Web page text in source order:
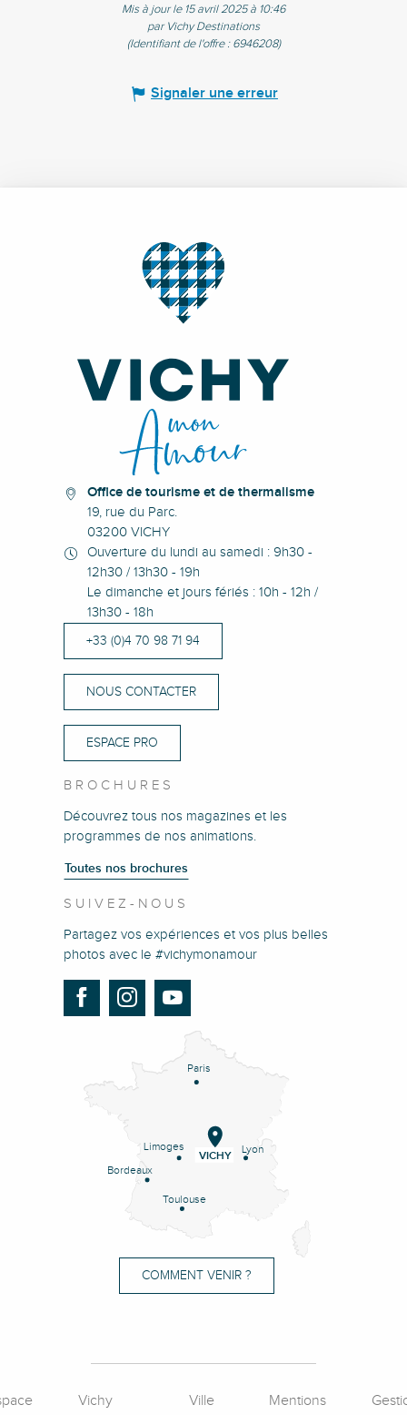
Mis à jour le 15 avril 2025 à 10:46
par Vichy Destinations
(Identifiant de l'offre : 6946208)
Signaler une erreur
Office de tourisme et de thermalisme
19, rue du Parc.
03200 VICHY
Ouverture du lundi au samedi : 9h30 -
12h30 / 13h30 - 19h
Le dimanche et jours fériés : 10h - 12h /
13h30 - 18h
+33 (0)4 70 98 71 94
NOUS CONTACTER
ESPACE PRO
BROCHURES
Découvrez tous nos magazines et les
programmes de nos animations.
Toutes nos brochures
SUIVEZ-NOUS
Partagez vos expériences et vos plus belles
photos avec le #vichymonamour
Paris
Lyon
Limoges
Bordeaux
Toulouse
VICHY
COMMENT VENIR ?
Vichy
Ville
Mentions